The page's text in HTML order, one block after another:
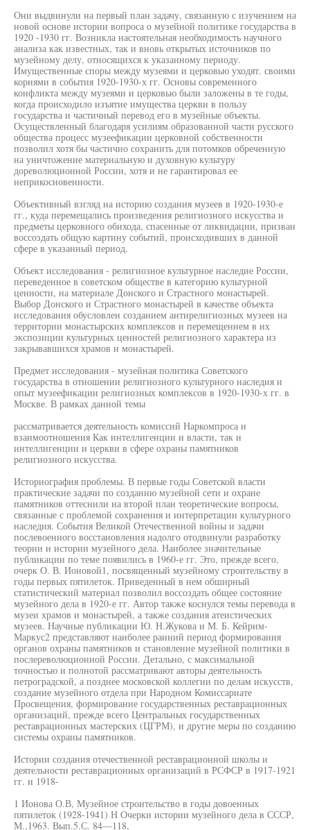
Они выдвинули на первый план задачу, связанную с изучением на
новой основе истории вопроса о музейной политике государства в
1920 -1930 гг. Возникла настоятельная необходимость научного
анализа как известных, так и вновь открытых источников по
музейному делу, относящихся к указанному периоду.
Имущественные споры между музеями и церковью уходят. своими
корнями в события 1920-1930-х гг. Основы современного
конфликта между музеями и церковью были заложены в те годы,
когда происходило изъятие имущества церкви в пользу
государства и частичный перевод его в музейные объекты.
Осуществленный благодаря усилиям образованной части русского
общества процесс музеефикации церковной собственности
позволил хотя бы частично сохранить для потомков обреченную
на уничтожение материальную и духовную культуру
дореволюционной России, хотя и не гарантировал ее
неприкосновенности.
Объективный взгляд на историю создания музеев в 1920-1930-е
гг., куда перемещались произведения религиозного искусства и
предметы церковного обихода, спасенные от ликвидации, призван
воссоздать общую картину событий, происходивших в данной
сфере в указанный период.
Объект исследования - религиозное культурное наследие России,
переведенное в советском обществе в категорию культурной
ценности, на материале Донского и Страстного монастырей.
Выбор Донского и Страстного монастырей в качестве объекта
исследования обусловлен созданием антирелигиозных музеев на
территории монастырских комплексов и перемещением в их
экспозиции культурных ценностей религиозного характера из
закрывавшихся храмов и монастырей.
Предмет исследования - музейная политика Советского
государства в отношении религиозного культурного наследия и
опыт музеефикации религиозных комплексов в 1920-1930-х гг. в
Москве. В рамках данной темы
рассматривается деятельность комиссий Наркомпроса и
взаимоотношения Как интеллигенции и власти, так и
интеллигенции и церкви в сфере охраны памятников
религиозного искусства.
Историография проблемы. В первые годы Советской власти
практические задачи по созданию музейной сети и охране
памятников оттеснили на второй план теоретические вопросы,
связанные с проблемой сохранения и интерпретации культурного
наследия. События Великой Отечественной войны и задачи
послевоенного восстановления надолго отодвинули разработку
теории и истории музейного дела. Наиболее значительные
публикации по теме появились в 1960-е гг. Это, прежде всего,
очерк О. В. Ионовой1, посвященный музейному строительству в
годы первых пятилеток. Приведенный в нем обширный
статистический материал позволил воссоздать общее состояние
музейного дела в 1920-е гг. Автор также коснулся темы перевода в
музеи храмов и монастырей, а также создания атеистических
музеев. Научные публикации Ю. Н.Жукова и М. Б. Кейрим-
Маркус2 представляют наиболее ранний период формирования
органов охраны памятников и становление музейной политики в
послереволюционной России. Детально, с максимальной
точностью и полнотой рассматривают авторы деятельность
петроградской, а позднее московской коллегии по делам искусств,
создание музейного отдела при Народном Комиссариате
Просвещения, формирование государственных реставрационных
организаций, прежде всего Центральных государственных
реставрационных мастерских (ЦГРМ), и другие меры по созданию
системы охраны памятников.
Истории создания отечественной реставрационной школы и
деятельности реставрационных организаций в РСФСР в 1917-1921
гг. и 1918-
1 Ионова О.В, Музейное строительство в годы довоенных
пятилеток (1928-1941) Н Очерки истории музейного дела в СССР,
М.,1963. Вып.5.С. 84—118,